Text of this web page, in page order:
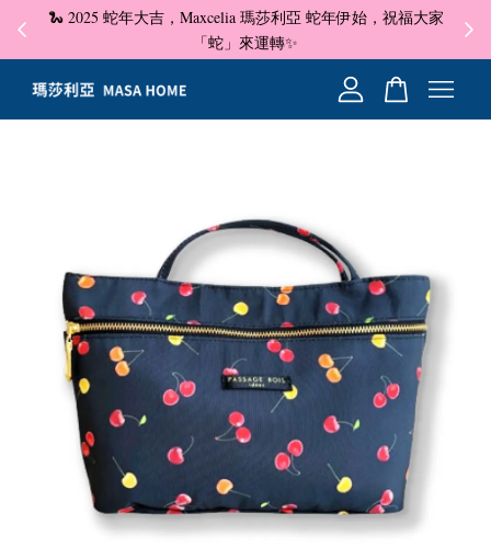
🐍 2025 蛇年大吉，Maxcelia 瑪莎利亞 蛇年伊始，祝福大家
「蛇」來運轉✨
✦
您的購物車目前還是空的。